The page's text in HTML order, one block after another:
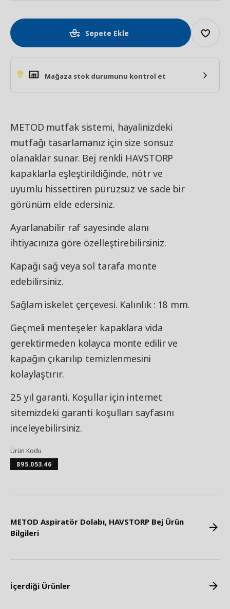
Sepete Ekle
Mağaza stok durumunu kontrol et
METOD mutfak sistemi, hayalinizdeki
mutfağı tasarlamanız için size sonsuz
olanaklar sunar. Bej renkli HAVSTORP
kapaklarla eşleştirildiğinde, nötr ve
uyumlu hissettiren pürüzsüz ve sade bir
görünüm elde edersiniz.
Ayarlanabilir raf sayesinde alanı
ihtiyacınıza göre özelleştirebilirsiniz.
Kapağı sağ veya sol tarafa monte
edebilirsiniz.
Sağlam iskelet çerçevesi. Kalınlık : 18 mm.
Geçmeli menteşeler kapaklara vida
gerektirmeden kolayca monte edilir ve
kapağın çıkarılıp temizlenmesini
kolaylaştırır.
25 yıl garanti. Koşullar için internet
sitemizdeki garanti koşulları sayfasını
inceleyebilirsiniz.
Ürün Kodu
895.053.46
METOD Aspiratör Dolabı, HAVSTORP Bej Ürün
Bilgileri
İçerdiği Ürünler